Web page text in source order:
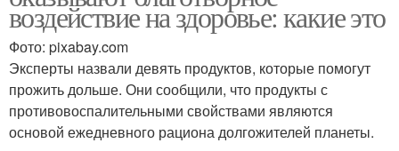
воздействие на здоровье: какие это
Фото: pixabay.com
Эксперты назвали девять продуктов, которые помогут
прожить дольше. Они сообщили, что продукты с
противовоспалительными свойствами являются
основой ежедневного рациона долгожителей планеты.